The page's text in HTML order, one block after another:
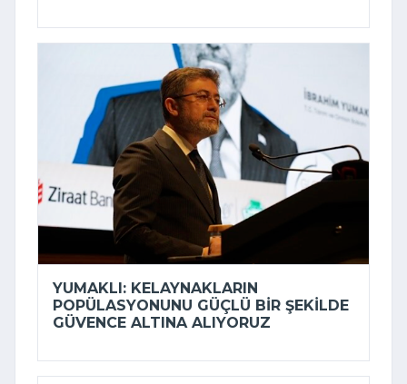
YUMAKLI: KELAYNAKLARIN
POPÜLASYONUNU GÜÇLÜ BIR ŞEKILDE
GÜVENCE ALTINA ALIYORUZ